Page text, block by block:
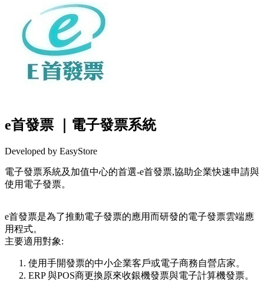
e首發票 ｜電子發票系統
Developed by EasyStore
電子發票系統及加值中心的首選-e首發票,協助企業快速申請與
使用電子發票。
e首發票是為了推動電子發票的應用而研發的電子發票雲端應
用程式。
主要適用對象:
使用手開發票的中小企業客戶或電子商務自營店家。
ERP 與POS商更換原來收銀機發票與電子計算機發票。